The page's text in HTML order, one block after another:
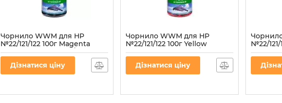
Чорнило WWM для HP
№22/121/122 100г Magenta
водорозчинне (H34/M-2)
Артикул:
Дізнатися ціну
Чорнило WWM для HP
№22/121/122 100г Yellow
водорозчинне (H34/Y-2)
Артикул:
Дізнатися ціну
№22/121/
Артикул: